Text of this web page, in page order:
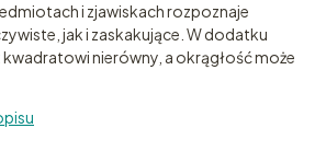
i zjawiskach rozpoznaje
jak i zaskakujące. W dodatku
nierówny, a okrągłość może